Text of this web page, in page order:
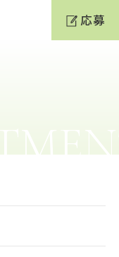
応募